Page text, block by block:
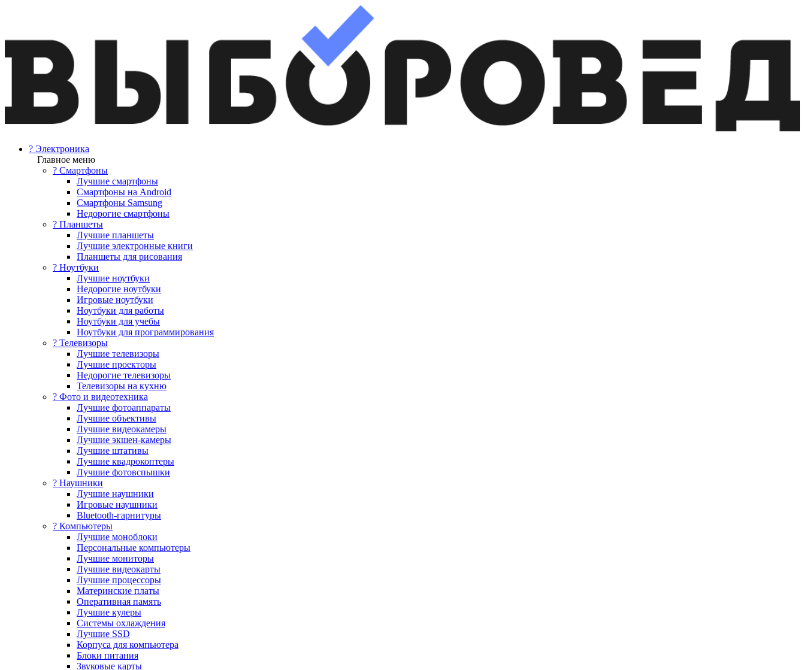
? Электроника
Главное меню
? Смартфоны
Лучшие смартфоны
Смартфоны на Android
Смартфоны Samsung
Недорогие смартфоны
? Планшеты
Лучшие планшеты
Лучшие электронные книги
Планшеты для рисования
? Ноутбуки
Лучшие ноутбуки
Недорогие ноутбуки
Игровые ноутбуки
Ноутбуки для работы
Ноутбуки для учебы
Ноутбуки для программирования
? Телевизоры
Лучшие телевизоры
Лучшие проекторы
Недорогие телевизоры
Телевизоры на кухню
? Фото и видеотехника
Лучшие фотоаппараты
Лучшие объективы
Лучшие видеокамеры
Лучшие экшен-камеры
Лучшие штативы
Лучшие квадрокоптеры
Лучшие фотовспышки
? Наушники
Лучшие наушники
Игровые наушники
Bluetooth-гарнитуры
?️ Компьютеры
Лучшие моноблоки
Персональные компьютеры
Лучшие мониторы
Лучшие видеокарты
Лучшие процессоры
Материнские платы
Оперативная память
Лучшие кулеры
Системы охлаждения
Лучшие SSD
Корпуса для компьютера
Блоки питания
Звуковые карты